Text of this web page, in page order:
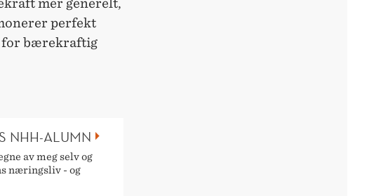
perfekt
for bærekraftig
NHH-ALUMN
av meg selv og
næringsliv - og